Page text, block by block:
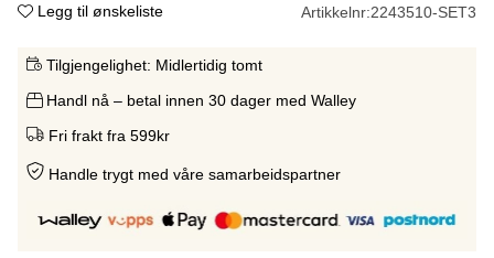
Legg til ønskeliste Artikkelnr:2243510-SET3
Tilgjengelighet: Midlertidig tomt
Handl nå – betal innen 30 dager med Walley
Fri frakt fra 599kr
Handle trygt med våre samarbeidspartner